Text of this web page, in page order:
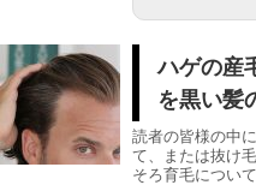
ハゲの産
を黒い髪
読者の皆様の中
て、または抜け
そろ育毛につい